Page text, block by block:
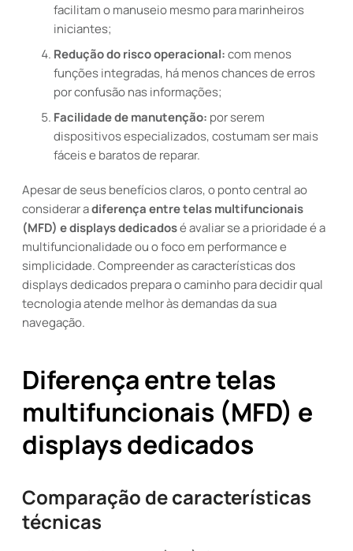
facilitam o manuseio mesmo para marinheiros
iniciantes;
Redução do risco operacional:com menos
funções integradas, há menos chances de erros
por confusão nas informações;
Facilidade de manutenção: por serem
dispositivos especializados, costumam ser mais
fáceis e baratos de reparar.
Apesar de seus benefícios claros, o ponto central ao
considerar adiferença entre telas multifuncionais
(MFD) e displays dedicadosé avaliar se a prioridade é a
multifuncionalidade ou o foco em performance e
simplicidade. Compreender as características dos
displays dedicados prepara o caminho para decidir qual
tecnologia atende melhor às demandas da sua
navegação.
Diferença entre telas
multifuncionais (MFD) e
displays dedicados
Comparação de características
técnicas